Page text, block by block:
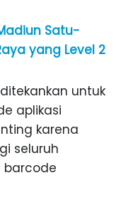
Satu-
yang Level 2
untuk
aplikasi
karena
seluruh
barcode